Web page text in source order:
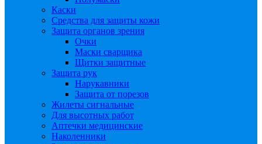
Каски
Средства для защиты кожи
Защита органов зрения
Очки
Маски сварщика
Щитки защитные
Защита рук
Нарукавники
Защита от порезов
Жилеты сигнальные
Для высотных работ
Аптечки медицинские
Наколенники